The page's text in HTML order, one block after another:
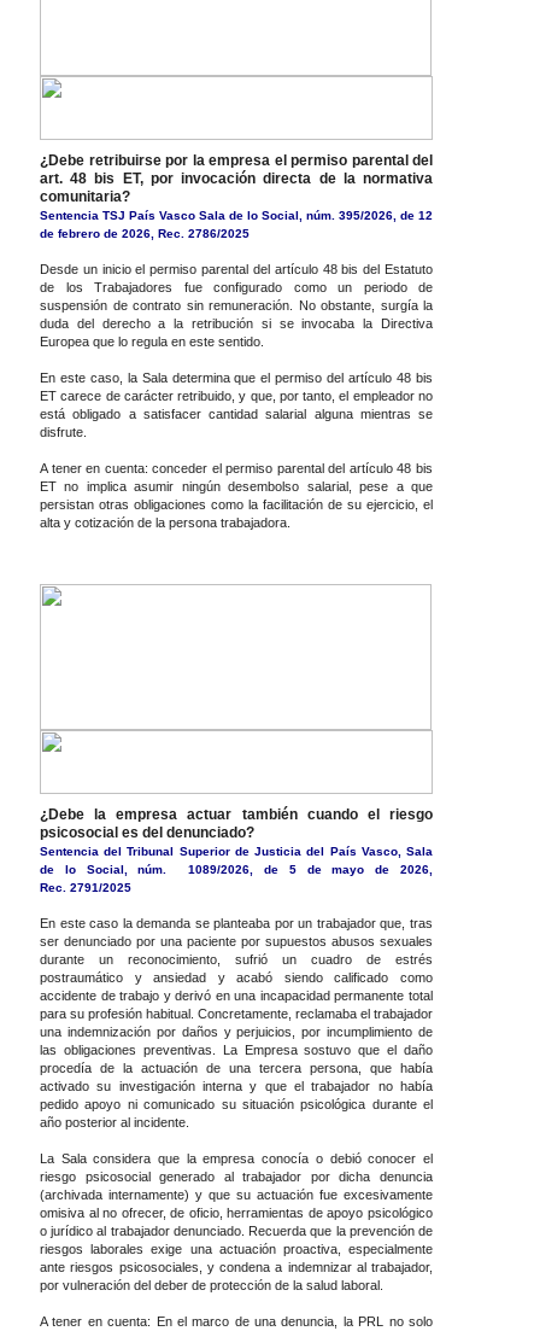
¿Debe retribuirse por la empresa el permiso parental del
art. 48 bis ET, por invocación directa de la normativa
comunitaria?
Sentencia TSJ País Vasco Sala de lo Social, núm. 395/2026, de 12
de febrero de 2026, Rec. 2786/2025
Desde un inicio el permiso parental del artículo 48 bis del Estatuto
de los Trabajadores fue configurado como un periodo de
suspensión de contrato sin remuneración. No obstante, surgía la
duda del derecho a la retribución si se invocaba la Directiva
Europea que lo regula en este sentido.
En este caso, la Sala determina que el permiso del artículo 48 bis
ET carece de carácter retribuido, y que, por tanto, el empleador no
está obligado a satisfacer cantidad salarial alguna mientras se
disfrute.
A tener en cuenta: conceder el permiso parental del artículo 48 bis
ET no implica asumir ningún desembolso salarial, pese a que
persistan otras obligaciones como la facilitación de su ejercicio, el
alta y cotización de la persona trabajadora.
¿Debe la empresa actuar también cuando el riesgo
psicosocial es del denunciado?
Sentencia del Tribunal Superior de Justicia del País Vasco, Sala
de lo Social, núm. 1089/2026, de 5 de mayo de 2026,
Rec. 2791/2025
En este caso la demanda se planteaba por un trabajador que, tras
ser denunciado por una paciente por supuestos abusos sexuales
durante un reconocimiento, sufrió un cuadro de estrés
postraumático y ansiedad y acabó siendo calificado como
accidente de trabajo y derivó en una incapacidad permanente total
para su profesión habitual. Concretamente, reclamaba el trabajador
una indemnización por daños y perjuicios, por incumplimiento de
las obligaciones preventivas. La Empresa sostuvo que el daño
procedía de la actuación de una tercera persona, que había
activado su investigación interna y que el trabajador no había
pedido apoyo ni comunicado su situación psicológica durante el
año posterior al incidente.
La Sala considera que la empresa conocía o debió conocer el
riesgo psicosocial generado al trabajador por dicha denuncia
(archivada internamente) y que su actuación fue excesivamente
omisiva al no ofrecer, de oficio, herramientas de apoyo psicológico
o jurídico al trabajador denunciado. Recuerda que la prevención de
riesgos laborales exige una actuación proactiva, especialmente
ante riesgos psicosociales, y condena a indemnizar al trabajador,
por vulneración del deber de protección de la salud laboral.
A tener en cuenta: En el marco de una denuncia, la PRL no solo